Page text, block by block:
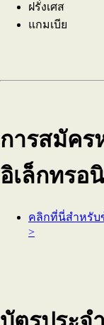
ฝรั่งเศส
แกมเบีย
การสมัคร
อิเล็กทรอ
คลิกที่นี่สำหรับ
>